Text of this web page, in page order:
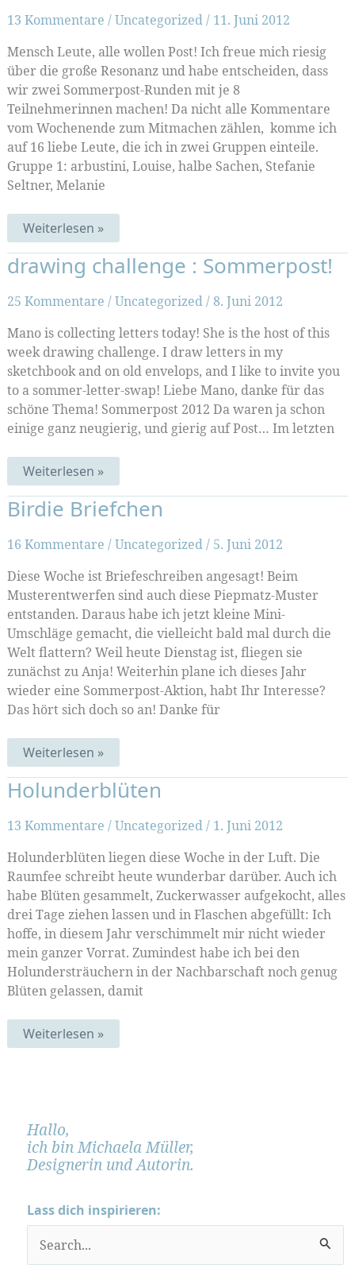
13 Kommentare /Uncategorized/ 11. Juni 2012
Mensch Leute, alle wollen Post! Ich freue mich riesig
über die große Resonanz und habe entscheiden, dass
wir zwei Sommerpost-Runden mit je 8
Teilnehmerinnen machen! Da nicht alle Kommentare
vom Wochenende zum Mitmachen zählen, komme ich
auf 16 liebe Leute, die ich in zwei Gruppen einteile.
Gruppe 1: arbustini, Louise, halbe Sachen, Stefanie
Seltner, Melanie
Hier
geht
die
Post
ab!
Weiterlesen »
drawing challenge : Sommerpost!
25 Kommentare /Uncategorized/8. Juni 2012
Mano is collecting letters today! She is the host of this
week drawing challenge. I draw letters in my
sketchbook and on old envelops, and I like to invite you
to a sommer-letter-swap! Liebe Mano, danke für das
schöne Thema! Sommerpost 2012 Da waren ja schon
einige ganz neugierig, und gierig auf Post… Im letzten
drawing
challenge
:
Sommerpost!
Weiterlesen »
Birdie Briefchen
16 Kommentare /Uncategorized/ 5. Juni 2012
Diese Woche ist Briefeschreiben angesagt! Beim
Musterentwerfen sind auch diese Piepmatz-Muster
entstanden. Daraus habe ich jetzt kleine Mini-
Umschläge gemacht, die vielleicht bald mal durch die
Welt flattern? Weil heute Dienstag ist, fliegen sie
zunächst zu Anja! Weiterhin plane ich dieses Jahr
wieder eine Sommerpost-Aktion, habt Ihr Interesse?
Das hört sich doch so an! Danke für
Birdie
Briefchen
Weiterlesen »
Holunderblüten
13 Kommentare /Uncategorized/ 1. Juni 2012
Holunderblüten liegen diese Woche in der Luft. Die
Raumfee schreibt heute wunderbar darüber. Auch ich
habe Blüten gesammelt, Zuckerwasser aufgekocht, alles
drei Tage ziehen lassen und in Flaschen abgefüllt: Ich
hoffe, in diesem Jahr verschimmelt mir nicht wieder
mein ganzer Vorrat. Zumindest habe ich bei den
Holundersträuchern in der Nachbarschaft noch genug
Blüten gelassen, damit
Holunderblüten
Weiterlesen »
Hallo,
ich bin Michaela Müller,
Designerin und Autorin.
Lass dich inspirieren:
u